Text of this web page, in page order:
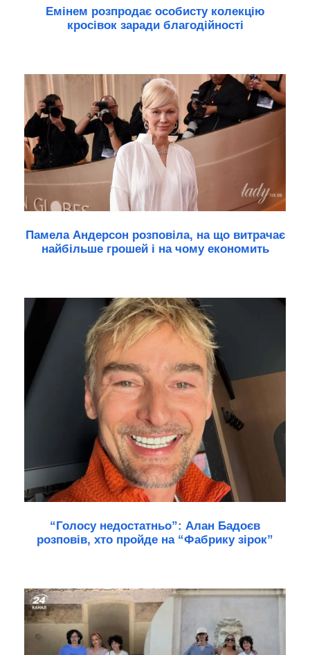
Емінем розпродає особисту колекцію
кросівок заради благодійності
Памела Андерсон розповіла, на що витрачає
найбільше грошей і на чому економить
“Голосу недостатньо”: Алан Бадоєв
розповів, хто пройде на “Фабрику зірок”